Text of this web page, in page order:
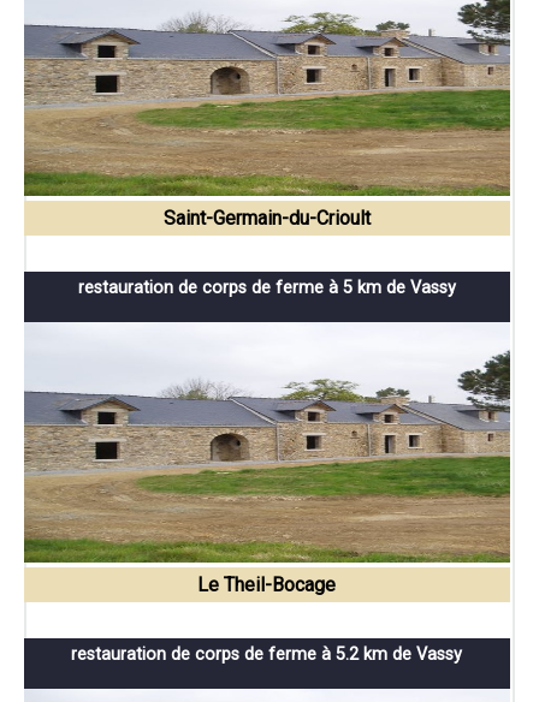
Saint-Germain-du-Crioult
restauration de corps de ferme à 5 km de Vassy
Le Theil-Bocage
restauration de corps de ferme à 5.2 km de Vassy